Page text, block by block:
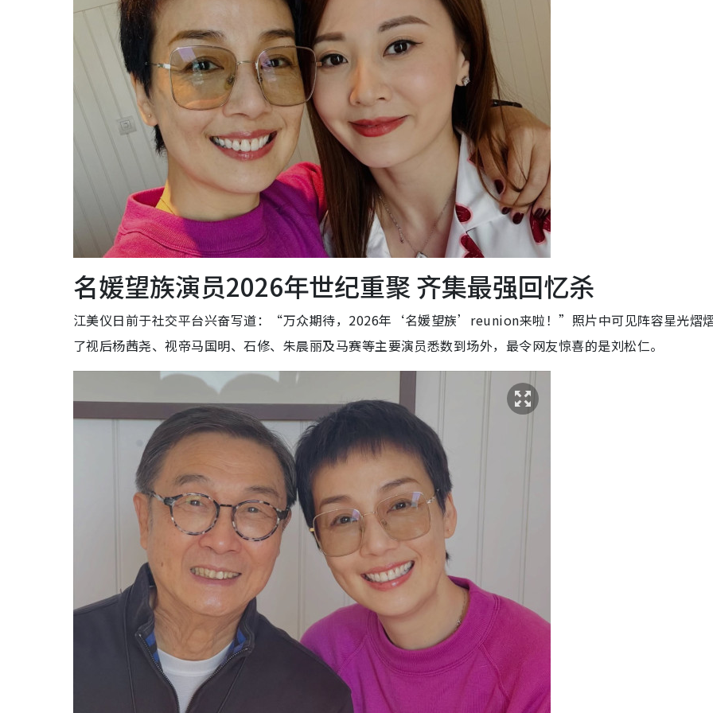
名媛望族演员2026年世纪重聚 齐集最强回忆杀
江美仪日前于社交平台兴奋写道：“万众期待，2026年‘名媛望族’reunion来啦！”照片中可见阵容星光熠
了视后杨茜尧、视帝马国明、石修、朱晨丽及马赛等主要演员悉数到场外，最令网友惊喜的是刘松仁。